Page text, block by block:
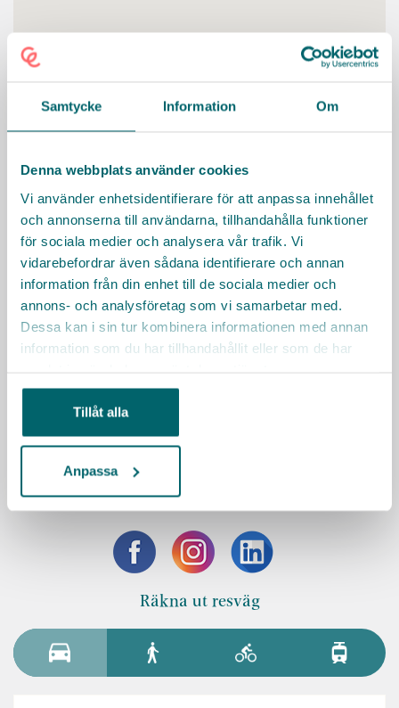
Samtycke Information Om
Denna webbplats använder cookies
Vi använder enhetsidentifierare för att anpassa innehållet
och annonserna till användarna, tillhandahålla funktioner
för sociala medier och analysera vår trafik. Vi
vidarebefordrar även sådana identifierare och annan
information från din enhet till de sociala medier och
annons- och analysföretag som vi samarbetar med.
Dessa kan i sin tur kombinera informationen med annan
information som du har tillhandahållit eller som de har
Tillåt alla
Anpassa
KONTAKT
Har du frågor, tveka inte att höra av dig!
Ann-Sofie Rådlund
0278-25420
Besök Bollnäs kommuns hemsida
Sociala medier
Räkna ut resväg